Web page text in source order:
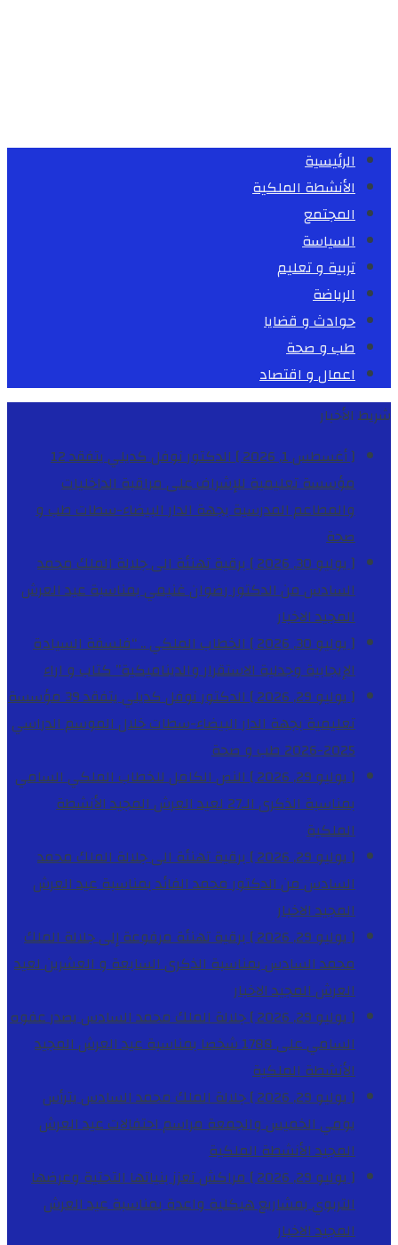
الرئيسية
الأنشطة الملكية
المجتمع
السياسة
تربية و تعليم
الرياضة
حوادث و قضايا
طب و صحة
اعمال و اقتصاد
شريط الأخبار
[ أغسطس 1, 2026 ]
الدكتور نوفل كديلي يتفقد 12
مؤسسة تعليمية للإشراف على مراقبة الداخليات
والمطاعم المدرسية بجهة الدار البيضاء-سطاتطب و
صحة
[ يوليو 30, 2026 ]
برقية تهنئة الى جلالة الملك محمد
السادس من الدكتور رضوان غنيمي بمناسبة عيد العرش
المجيدالاخبار
[ يوليو 30, 2026 ]
الخطاب الملكي .. “فلسفة السيادة
الإيجابية وجدلية الاستقرار والديناميكية”كتاب و اراء
[ يوليو 29, 2026 ]
الدكتور نوفل كديلي يتفقد 39 مؤسسة
تعليمية بجهة الدار البيضاء-سطات خلال الموسم الدراسي
2025-2026
طب و صحة
[ يوليو 29, 2026 ]
النص الكامل للخطاب الملكي السامي
بمناسبة الذكرى الـ27 لعيد العرش المجيد
الأنشطة
الملكية
[ يوليو 29, 2026 ]
برقية تهنئة الى جلالة الملك محمد
السادس من الدكتور محمد الفائد بمناسبة عيد العرش
المجيدالاخبار
[ يوليو 29, 2026 ]
برقية تهنئة مرفوعة إلى جلالة الملك
محمد السادس بمناسبة الذكرى السابعة و العشرين لعيد
العرش المجيدالاخبار
[ يوليو 29, 2026 ]
جلالة الملك محمد السادس يصدر عفوه
السامي على 1788 شخصا بمناسبة عيد العرش المجيد
الأنشطة الملكية
[ يوليو 29, 2026 ]
جلالة الملك محمد السادس يترأس
يومي الخميس والجمعة مراسم احتفالات عيد العرش
المجيدالأنشطة الملكية
[ يوليو 29, 2026 ]
مراكش تعزز بنياتها التحتية وعرضها
التربوي بمشاريع هيكلية واعدة بمناسبة عيد العرش
المجيدالاخبار